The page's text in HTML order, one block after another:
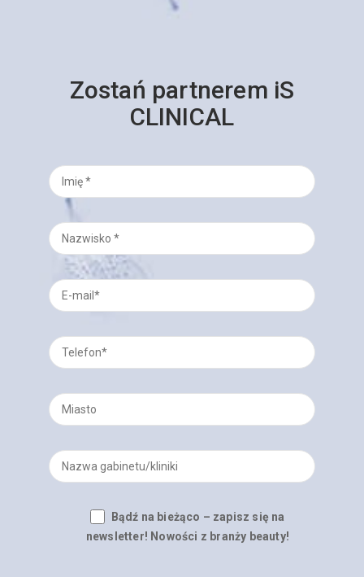
Zostań partnerem iS
CLINICAL
Bądź na bieżąco – zapisz się na
newsletter! Nowości z branży beauty!